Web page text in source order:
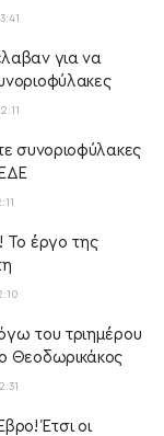
για να
συνοριοφύλακες
Το έργο της
του τριημέρου
Θεοδωρικάκος
Έτσι οι